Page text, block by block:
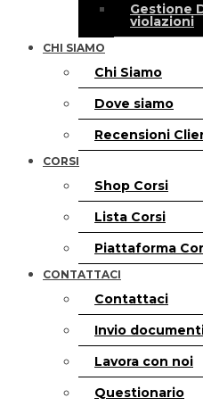
Gestione
violazioni
CHI SIAMO
Chi Siamo
Dove siamo
Recensioni
CORSI
Shop Corsi
Lista Corsi
Piattaforma
CONTATTACI
Contattaci
Invio
Lavora con noi
Questionario